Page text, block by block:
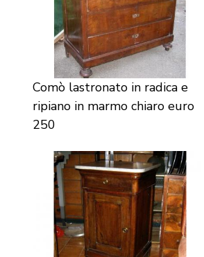
Comò lastronato in radica e
ripiano in marmo chiaro euro
250